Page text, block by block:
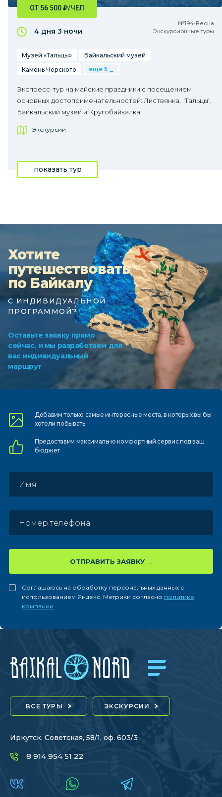
№194•Весна
Экскурсионные туры
ОТ 56 500₽/ЧЕЛ
4 дня 3 ночи
Музей «Тальцы»
Байкальский музей
Камень Черского
еще 5
Экспресс-тур на майские праздники с посещением
основных достопримечательностей: Листвянка, "Тальцы",
Байкальский музей и Кругобайкалка.
Экскурсии
показать тур
Хотите
путешествовать
по Байкалу
С ИНДИВИДУАЛЬНОЙ
ПРОГРАММОЙ?
Оставьте заявку прямо
сейчас, и мы разработаем для
вас индивидуальный
маршрут
Добавим только самыеинтересные места, в которыхвы бы
хотели побывать
Предоставим максимально комфортныйсервис под ваш
бюджет
ОТПРАВИТЬ ЗАЯВКУ
Соглашаюсь на обработку персональных данных с
использованием Яндекс. Метрики согласно политике
компании
ВСЕ ТУРЫ ЭКСКУРСИИ
Иркутск, Советская, 58/1, оф. 603/3
8 914 954 51 22